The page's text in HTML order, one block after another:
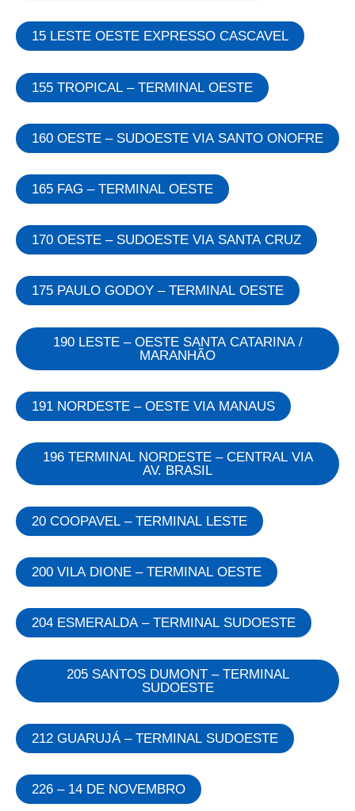
15 LESTE OESTE EXPRESSO CASCAVEL
155 TROPICAL – TERMINAL OESTE
160 OESTE – SUDOESTE VIA SANTO ONOFRE
165 FAG – TERMINAL OESTE
170 OESTE – SUDOESTE VIA SANTA CRUZ
175 PAULO GODOY – TERMINAL OESTE
190 LESTE – OESTE SANTA CATARINA /
MARANHÃO
191 NORDESTE – OESTE VIA MANAUS
196 TERMINAL NORDESTE – CENTRAL VIA
AV. BRASIL
20 COOPAVEL – TERMINAL LESTE
200 VILA DIONE – TERMINAL OESTE
204 ESMERALDA – TERMINAL SUDOESTE
205 SANTOS DUMONT – TERMINAL
SUDOESTE
212 GUARUJÁ – TERMINAL SUDOESTE
226 – 14 DE NOVEMBRO